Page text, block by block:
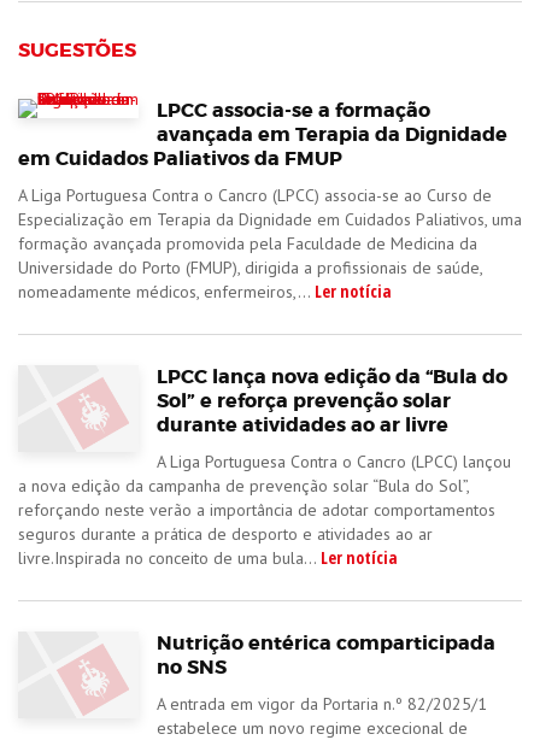
SUGESTÕES
LPCC associa-se a formação
avançada em Terapia da Dignidade
em Cuidados Paliativos da FMUP
A Liga Portuguesa Contra o Cancro (LPCC) associa-se ao Curso de
Especialização em Terapia da Dignidade em Cuidados Paliativos, uma
formação avançada promovida pela Faculdade de Medicina da
Universidade do Porto (FMUP), dirigida a profissionais de saúde,
nomeadamente médicos, enfermeiros,... Ler notícia
LPCC lança nova edição da “Bula do
Sol” e reforça prevenção solar
durante atividades ao ar livre
A Liga Portuguesa Contra o Cancro (LPCC) lançou
a nova edição da campanha de prevenção solar “Bula do Sol”,
reforçando neste verão a importância de adotar comportamentos
seguros durante a prática de desporto e atividades ao ar
livre.Inspirada no conceito de uma bula... Ler notícia
Nutrição entérica comparticipada
no SNS
A entrada em vigor da Portaria n.º 82/2025/1
estabelece um novo regime excecional de